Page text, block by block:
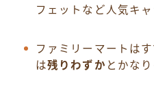
フェットなど人気キ
ファミリーマートはす
は残りわずか とかな